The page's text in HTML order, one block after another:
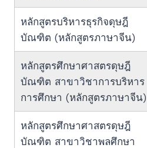
หลักสูตรบริหารธุรกิจดุษฎี
บัณฑิต (หลักสูตรภาษาจีน)
หลักสูตรศึกษาศาสตรดุษฎี
บัณฑิต สาขาวิชาการบริหาร
การศึกษา (หลักสูตรภาษาจีน)
หลักสูตรศึกษาศาสตรดุษฎี
บัณฑิต สาขาวิชาพลศึกษา